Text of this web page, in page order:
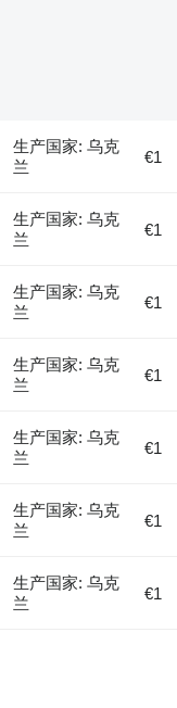
生产国家: 乌克
兰
€1
生产国家: 乌克
兰
€1
生产国家: 乌克
兰
€1
生产国家: 乌克
兰
€1
生产国家: 乌克
兰
€1
生产国家: 乌克
兰
€1
生产国家: 乌克
兰
€1